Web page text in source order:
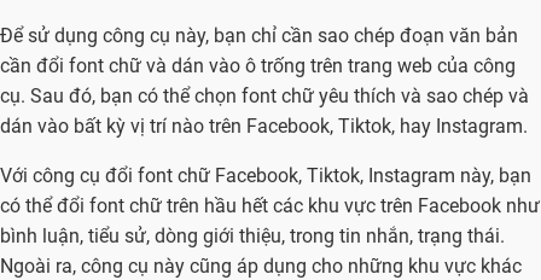
Để sử dụng công cụ này, bạn chỉ cần sao chép đoạn văn bản
cần đổi font chữ và dán vào ô trống trên trang web của công
cụ. Sau đó, bạn có thể chọn font chữ yêu thích và sao chép và
dán vào bất kỳ vị trí nào trên Facebook, Tiktok, hay Instagram.
Với công cụ đổi font chữ Facebook, Tiktok, Instagram này, bạn
có thể đổi font chữ trên hầu hết các khu vực trên Facebook như
bình luận, tiểu sử, dòng giới thiệu, trong tin nhắn, trạng thái.
Ngoài ra, công cụ này cũng áp dụng cho những khu vực khác